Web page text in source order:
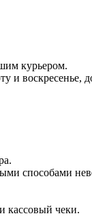
курьером.
и воскресенье,
способами
кассовый чеки.